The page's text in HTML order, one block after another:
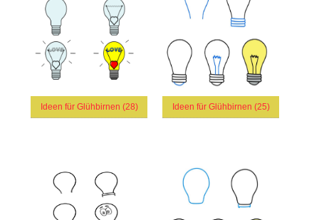
Ideen für Glühbirnen (28) Ideen für Glühbirnen (25)